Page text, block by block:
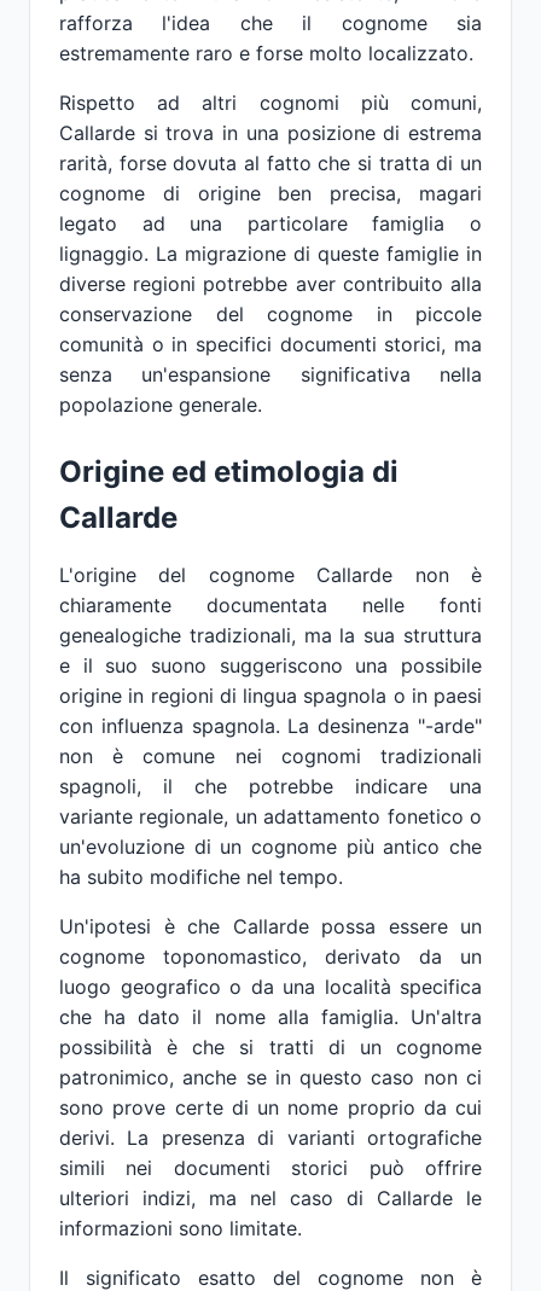
rafforza l'idea che il cognome sia
estremamente raro e forse molto localizzato.
Rispetto ad altri cognomi più comuni,
Callarde si trova in una posizione di estrema
rarità, forse dovuta al fatto che si tratta di un
cognome di origine ben precisa, magari
legato ad una particolare famiglia o
lignaggio. La migrazione di queste famiglie in
diverse regioni potrebbe aver contribuito alla
conservazione del cognome in piccole
comunità o in specifici documenti storici, ma
senza un'espansione significativa nella
popolazione generale.
Origine ed etimologia di
Callarde
L'origine del cognome Callarde non è
chiaramente documentata nelle fonti
genealogiche tradizionali, ma la sua struttura
e il suo suono suggeriscono una possibile
origine in regioni di lingua spagnola o in paesi
con influenza spagnola. La desinenza "-arde"
non è comune nei cognomi tradizionali
spagnoli, il che potrebbe indicare una
variante regionale, un adattamento fonetico o
un'evoluzione di un cognome più antico che
ha subito modifiche nel tempo.
Un'ipotesi è che Callarde possa essere un
cognome toponomastico, derivato da un
luogo geografico o da una località specifica
che ha dato il nome alla famiglia. Un'altra
possibilità è che si tratti di un cognome
patronimico, anche se in questo caso non ci
sono prove certe di un nome proprio da cui
derivi. La presenza di varianti ortografiche
simili nei documenti storici può offrire
ulteriori indizi, ma nel caso di Callarde le
informazioni sono limitate.
Il significato esatto del cognome non è